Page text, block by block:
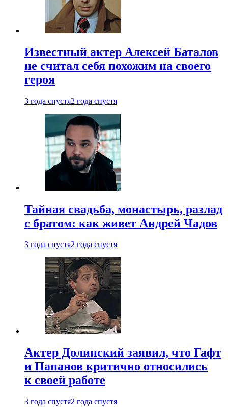
Известный актер Алексей Баталов
не считал себя похожим на своего
героя
3 года спустя2 года спустя
Тайная свадьба, монастырь, разлад
с братом: как живет Андрей Чадов
3 года спустя2 года спустя
Актер Долинский заявил, что Гафт
и Папанов критично относились
к своей работе
3 года спустя2 года спустя